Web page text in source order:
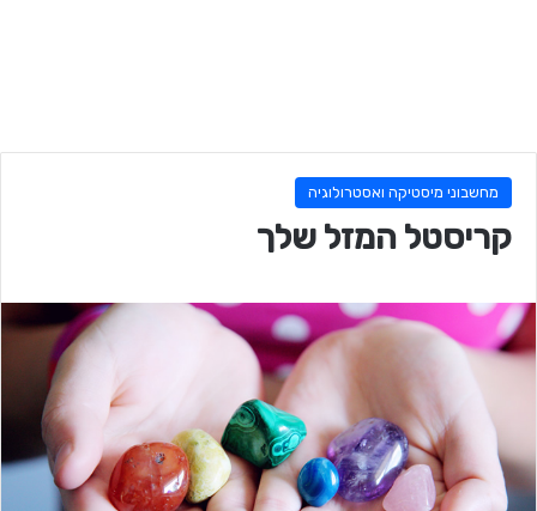
מחשבוני מיסטיקה ואסטרולוגיה
קריסטל המזל שלך